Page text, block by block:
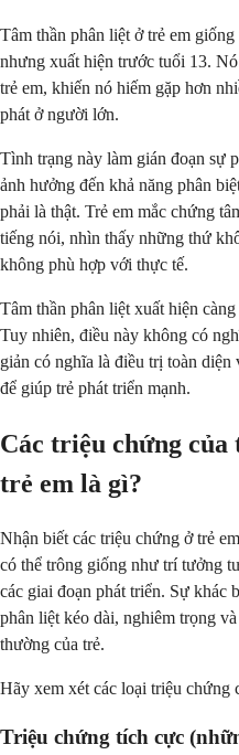
Tâm thần phân liệt ở trẻ em
nhưng xuất hiện trước tuổi 13.
trẻ em, khiến nó hiếm gặp hơn
phát ở người lớn.
Tình trạng này làm gián đoạn sự
ảnh hưởng đến khả năng phân
phải là thật. Trẻ em mắc chứng
tiếng nói, nhìn thấy những thứ
không phù hợp với thực tế.
Tâm thần phân liệt xuất hiện
Tuy nhiên, điều này không có
giản có nghĩa là điều trị toàn
để giúp trẻ phát triển mạnh.
Các triệu chứng
trẻ em là gì?
Nhận biết các triệu chứng ở trẻ
có thể trông giống như trí tưởng
các giai đoạn phát triển. Sự khác
phân liệt kéo dài, nghiêm trọng
thường của trẻ.
Hãy xem xét các loại triệu chứng
Triệu chứng tích cực